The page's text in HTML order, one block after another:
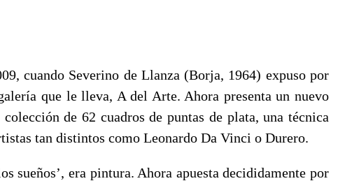
cuando Severino de Llanza (Borja, 1964) expuso por
que le lleva, A del Arte. Ahora presenta un nuevo
de 62 cuadros de puntas de plata, una técnica
tan distintos como Leonardo Da Vinci o Durero.
sueños’, era pintura. Ahora apuesta decididamente por